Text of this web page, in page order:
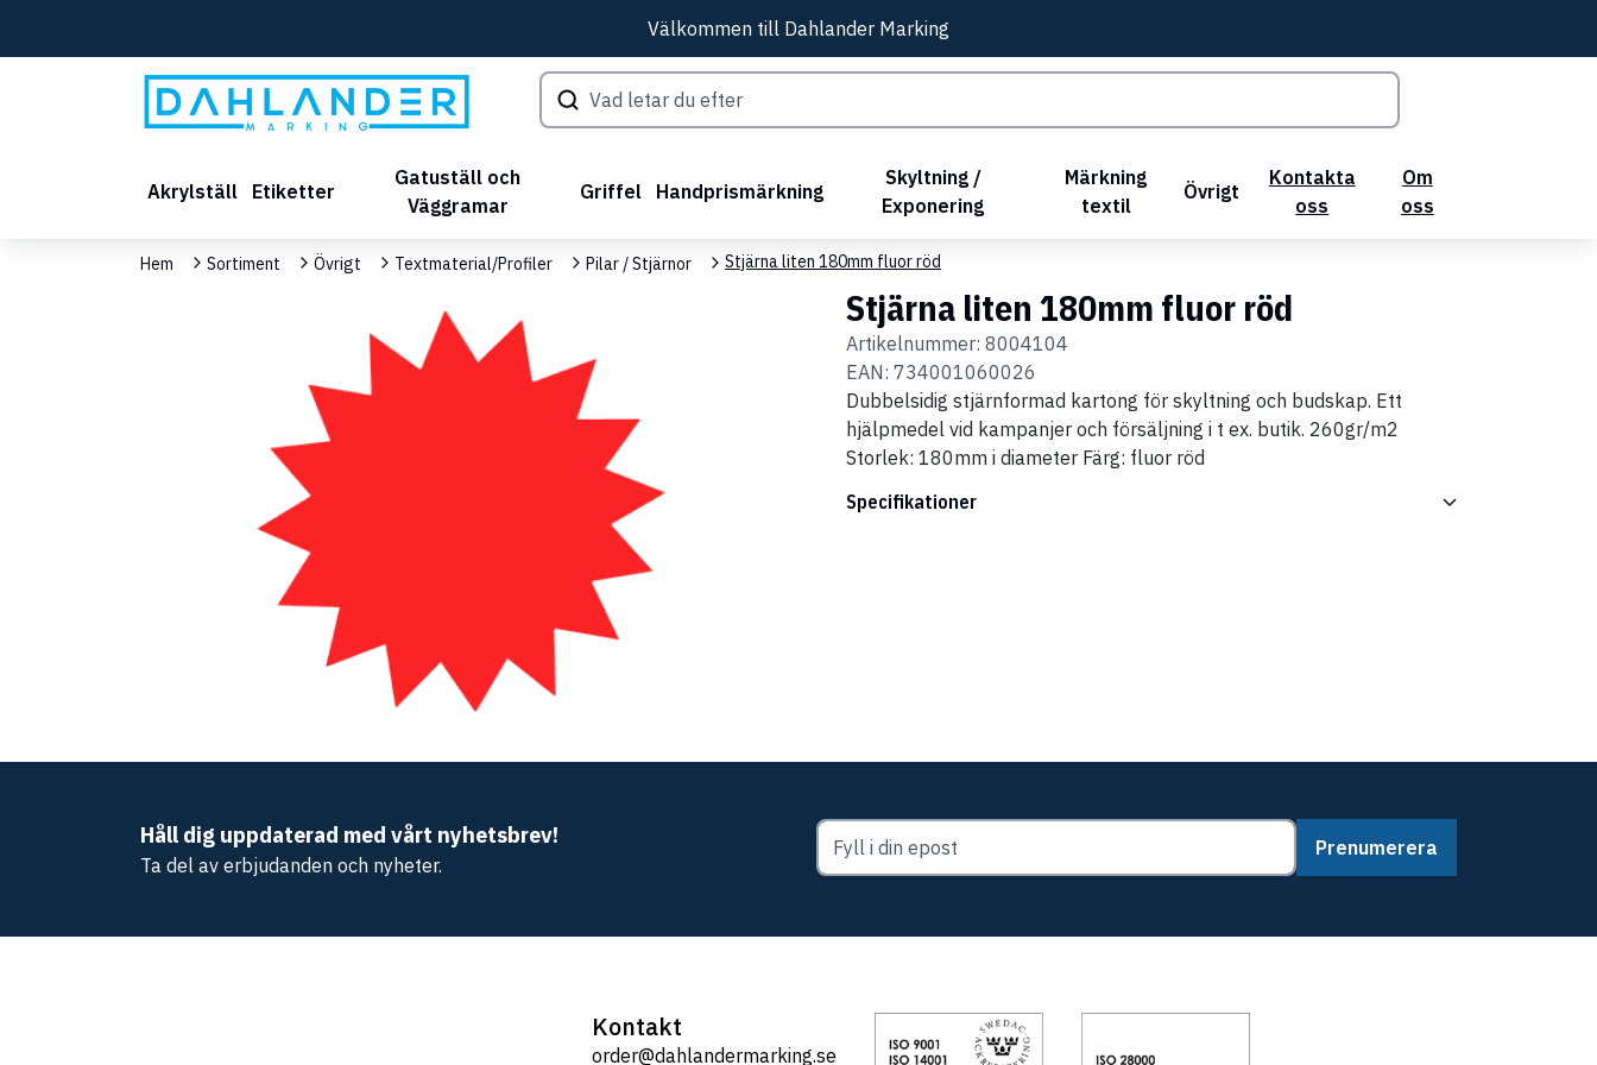
Välkommen till Dahlander Marking
Akrylställ Etiketter
Gatuställ och
Väggramar
Griffel Handprismärkning
Skyltning /
Exponering
Märkning
textil
Övrigt
Kontakta
oss
Om
oss
Hem Sortiment Övrigt Textmaterial/Profiler Pilar / Stjärnor Stjärna liten 180mm fluor röd
Stjärna liten 180mm fluor röd
Artikelnummer: 8004104
EAN: 734001060026
Dubbelsidig stjärnformad kartong för skyltning och budskap. Ett
hjälpmedel vid kampanjer och försäljning i t ex. butik. 260gr/m2
Storlek: 180mm i diameter Färg: fluor röd
Specifikationer
Håll dig uppdaterad med vårt nyhetsbrev!
Ta del av erbjudanden och nyheter.
Prenumerera
Kontakt
order@dahlandermarking.se